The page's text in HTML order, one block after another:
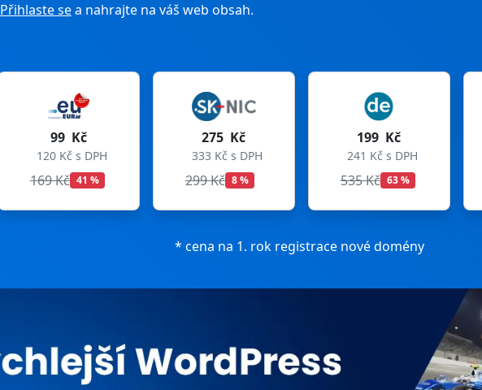
Přihlaste sea nahrajte na váš web obsah.
275 Kč
333 Kč s DPH
299 Kč 8 %
199 Kč
241 Kč s DPH
535 Kč 63 %
199 Kč
241 Kč s DPH
699 Kč 72 %
* cena na 1. rok registrace nové domény